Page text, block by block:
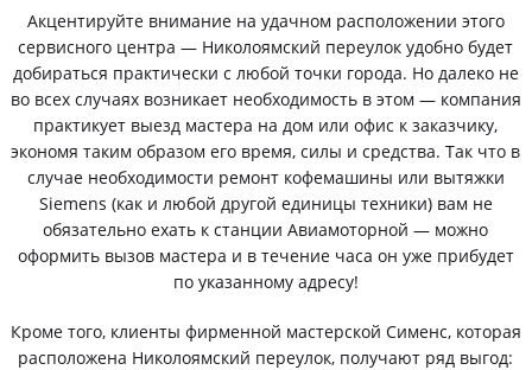
Акцентируйте внимание на удачном расположении этого
сервисного центра — Николоямский переулок удобно будет
добираться практически с любой точки города. Но далеко не
во всех случаях возникает необходимость в этом — компания
практикует выезд мастера на дом или офис к заказчику,
экономя таким образом его время, силы и средства. Так что в
случае необходимости ремонт кофемашины или вытяжки
Siemens (как и любой другой единицы техники) вам не
обязательно ехать к станции Авиамоторной — можно
оформить вызов мастера и в течение часа он уже прибудет
по указанному адресу!
Кроме того, клиенты фирменной мастерской Сименс, которая
расположена Николоямский переулок, получают ряд выгод: